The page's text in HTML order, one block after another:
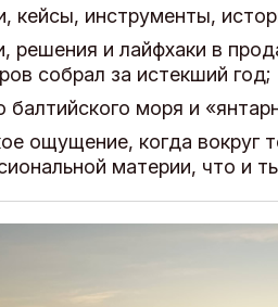
кейсы, инструменты,
решения и лайфхаки в
собрал за истекший год;
балтийского моря и
ощущение, когда вокруг
материи, что и